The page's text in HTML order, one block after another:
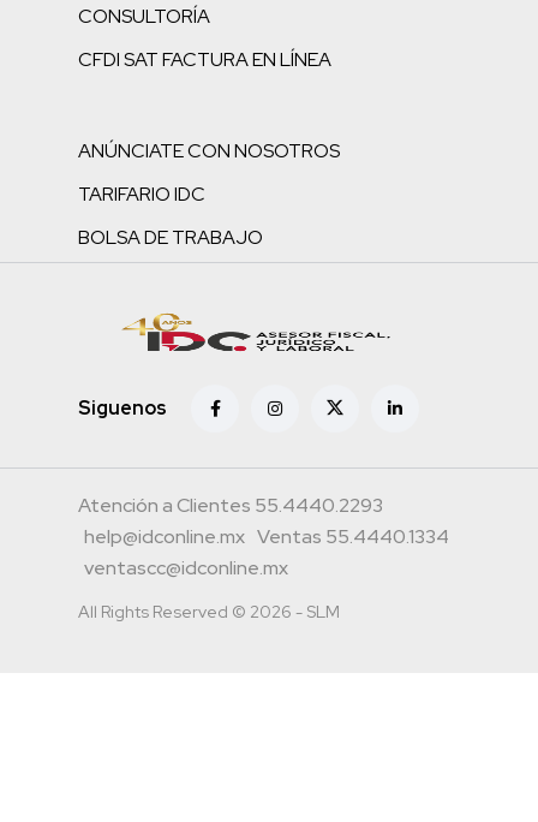
CONSULTORÍA
CFDI SAT FACTURA EN LÍNEA
ANÚNCIATE CON NOSOTROS
TARIFARIO IDC
BOLSA DE TRABAJO
Siguenos
Atención a Clientes 55.4440.2293
help@idconline.mx Ventas 55.4440.1334
ventascc@idconline.mx
All Rights Reserved © 2026 - SLM